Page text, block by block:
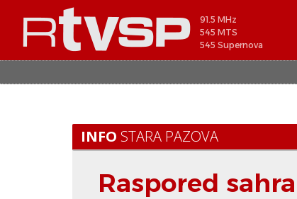
91.5 MHz
545 MTS
545 Supernova
INFO STARA PAZOVA
Raspored